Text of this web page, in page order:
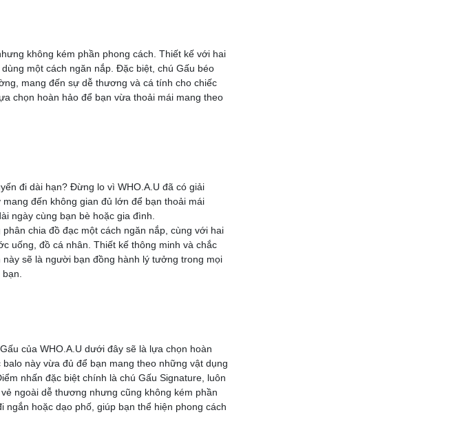
không kém phần phong cách. Thiết kế với hai
một cách ngăn nắp. Đặc biệt, chú Gấu béo
mang đến sự dễ thương và cá tính cho chiếc
chọn hoàn hảo để bạn vừa thoải mái mang theo
đi dài hạn? Đừng lo vì WHO.A.U đã có giải
đến không gian đủ lớn để bạn thoải mái
ngày cùng bạn bè hoặc gia đình.
chia đồ đạc một cách ngăn nắp, cùng với hai
uống, đồ cá nhân. Thiết kế thông minh và chắc
sẽ là người bạn đồng hành lý tưởng trong mọi
của WHO.A.U dưới đây sẽ là lựa chọn hoàn
này vừa đủ để bạn mang theo những vật dụng
nhấn đặc biệt chính là chú Gấu Signature, luôn
ngoài dễ thương nhưng cũng không kém phần
hoặc dạo phố, giúp bạn thể hiện phong cách